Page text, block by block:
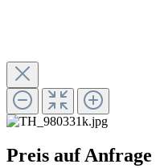
Preis auf Anfrage